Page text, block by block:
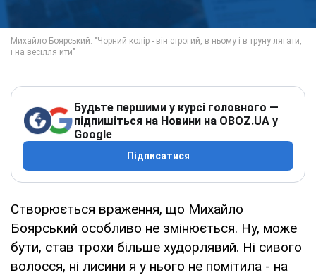
Будьте першими у курсі головного —
підпишіться на Новини на OBOZ.UA у
Google
Підписатися
Створюється враження, що Михайло
Боярський особливо не змінюється. Ну, може
бути, став трохи більше худорлявий. Ні сивого
волосся, ні лисини я у нього не помітила - на